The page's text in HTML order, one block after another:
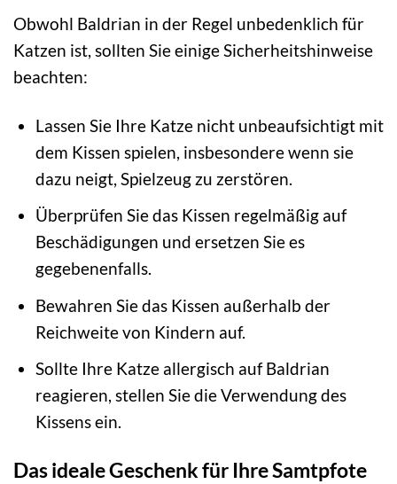
Obwohl Baldrian in der Regel unbedenklich für
Katzen ist, sollten Sie einige Sicherheitshinweise
beachten:
Lassen Sie Ihre Katze nicht unbeaufsichtigt mit
dem Kissen spielen, insbesondere wenn sie
dazu neigt, Spielzeug zu zerstören.
Überprüfen Sie das Kissen regelmäßig auf
Beschädigungen und ersetzen Sie es
gegebenenfalls.
Bewahren Sie das Kissen außerhalb der
Reichweite von Kindern auf.
Sollte Ihre Katze allergisch auf Baldrian
reagieren, stellen Sie die Verwendung des
Kissens ein.
Das ideale Geschenk für Ihre Samtpfote